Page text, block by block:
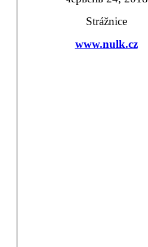
Strážnice
www.nulk.cz